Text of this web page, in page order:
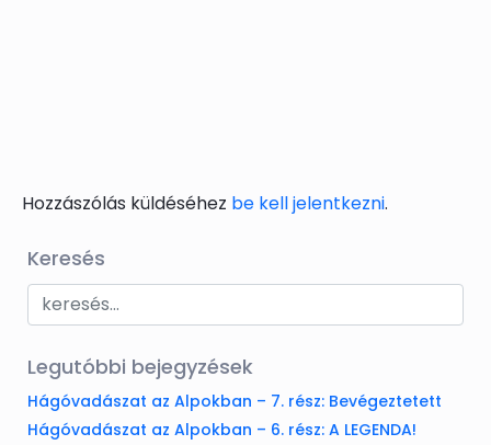
Hozzászólás küldéséhez be kell jelentkezni.
Keresés
Legutóbbi bejegyzések
Hágóvadászat az Alpokban – 7. rész: Bevégeztetett
Hágóvadászat az Alpokban – 6. rész: A LEGENDA!